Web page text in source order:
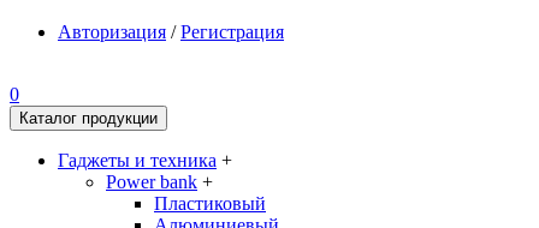
Авторизация /Регистрация
0
Каталог продукции
Гаджеты и техника +
Power bank +
Пластиковый